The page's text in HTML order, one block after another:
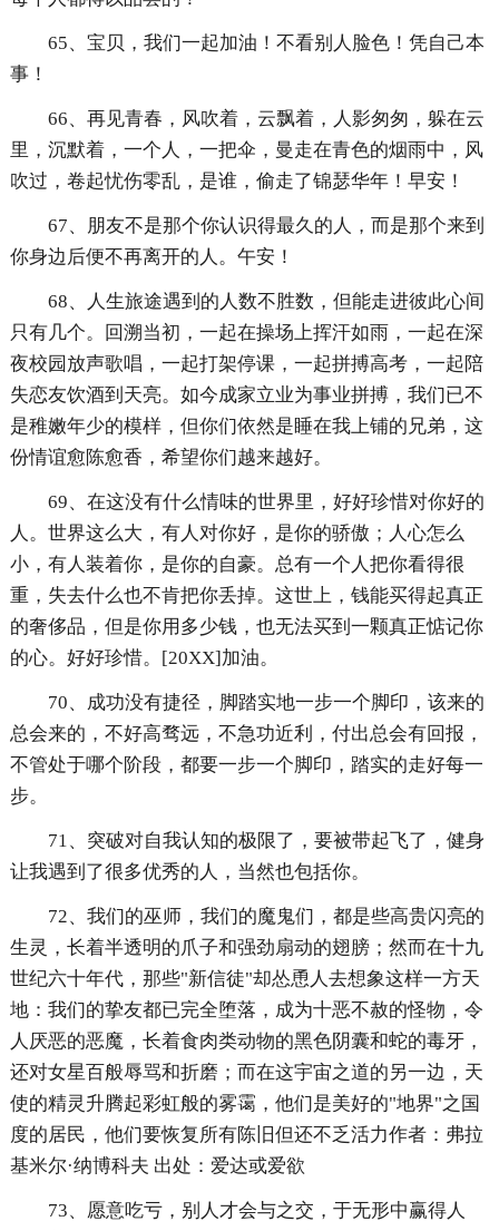
65、宝贝，我们一起加油！不看别人脸色！凭自己本
事！
66、再见青春，风吹着，云飘着，人影匆匆，躲在云
里，沉默着，一个人，一把伞，曼走在青色的烟雨中，风
吹过，卷起忧伤零乱，是谁，偷走了锦瑟华年！早安！
67、朋友不是那个你认识得最久的人，而是那个来到
你身边后便不再离开的人。午安！
68、人生旅途遇到的人数不胜数，但能走进彼此心间
只有几个。回溯当初，一起在操场上挥汗如雨，一起在深
夜校园放声歌唱，一起打架停课，一起拼搏高考，一起陪
失恋友饮酒到天亮。如今成家立业为事业拼搏，我们已不
是稚嫩年少的模样，但你们依然是睡在我上铺的兄弟，这
份情谊愈陈愈香，希望你们越来越好。
69、在这没有什么情味的世界里，好好珍惜对你好的
人。世界这么大，有人对你好，是你的骄傲；人心怎么
小，有人装着你，是你的自豪。总有一个人把你看得很
重，失去什么也不肯把你丢掉。这世上，钱能买得起真正
的奢侈品，但是你用多少钱，也无法买到一颗真正惦记你
的心。好好珍惜。[20XX]加油。
70、成功没有捷径，脚踏实地一步一个脚印，该来的
总会来的，不好高骛远，不急功近利，付出总会有回报，
不管处于哪个阶段，都要一步一个脚印，踏实的走好每一
步。
71、突破对自我认知的极限了，要被带起飞了，健身
让我遇到了很多优秀的人，当然也包括你。
72、我们的巫师，我们的魔鬼们，都是些高贵闪亮的
生灵，长着半透明的爪子和强劲扇动的翅膀；然而在十九
世纪六十年代，那些"新信徒"却怂恿人去想象这样一方天
地：我们的挚友都已完全堕落，成为十恶不赦的怪物，令
人厌恶的恶魔，长着食肉类动物的黑色阴囊和蛇的毒牙，
还对女星百般辱骂和折磨；而在这宇宙之道的另一边，天
使的精灵升腾起彩虹般的雾霭，他们是美好的"地界"之国
度的居民，他们要恢复所有陈旧但还不乏活力作者：弗拉
基米尔·纳博科夫 出处：爱达或爱欲
73、愿意吃亏，别人才会与之交，于无形中赢得人